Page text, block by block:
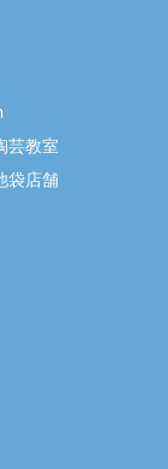
芸教室
袋店舗